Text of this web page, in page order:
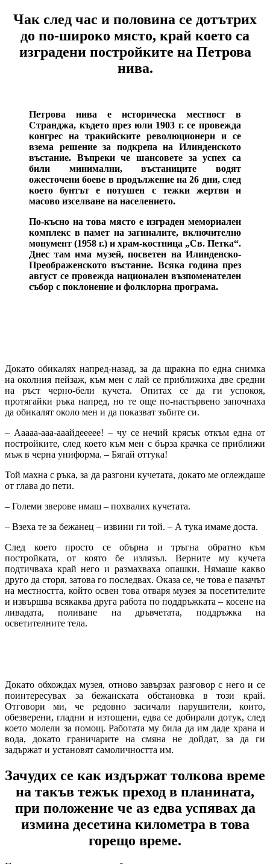
Чак след час и половина се дотътрих
до по-широко място, край което са
изградени постройките на Петрова
нива.
Петрова нива е историческа местност в
Странджа, където през юли 1903 г. се провежда
конгрес на тракийските революционери и се
взема решение за подкрепа на Илинденското
въстание. Въпреки че шансовете за успех са
били минимални, въстаниците водят
ожесточени боеве в продължение на 26 дни, след
което бунтът е потушен с тежки жертви и
масово изселване на населението.
По-късно на това място е изграден мемориален
комплекс в памет на загиналите, включително
монумент (1958 г.) и храм-костница „Св. Петка“.
Днес там има музей, посветен на Илинденско-
Преображенското въстание. Всяка година през
август се провежда национален възпоменателен
събор с поклонение и фолклорна програма.
Докато обикалях напред-назад, за да щракна по една снимка
на околния пейзаж, към мен с лай се приближиха две средни
на ръст черно-бели кучета. Опитах се да ги успокоя,
протягайки ръка напред, но те още по-настървено започнаха
да обикалят около мен и да показват зъбите си.
– Ааааа-ааа-ааайдеееее! – чу се нечий крясък откъм една от
постройките, след което към мен с бърза крачка се приближи
мъж в черна униформа. – Бягай оттука!
Той махна с ръка, за да разгони кучетата, докато ме оглеждаше
от глава до пети.
– Големи зверове имаш – похвалих кучетата.
– Взеха те за бежанец – извини ги той. – А тука имаме доста.
След което просто се обърна и тръгна обратно към
постройката, от която бе излязъл. Верните му кучета
подтичваха край него и размахваха опашки. Нямаше какво
друго да сторя, затова го последвах. Оказа се, че това е пазачът
на местността, който освен това отваря музея за посетителите
и извършва всякаква друга работа по поддръжката – косене на
ливадата, поливане на дръвчетата, поддръжка на
осветителните тела.
Докато обхождах музея, отново завързах разговор с него и се
поинтересувах за бежанската обстановка в този край.
Отговори ми, че редовно засичали нарушители, които,
обезверени, гладни и изтощени, едва се добирали дотук, след
което молели за помощ. Работата му била да им даде храна и
вода, докато граничарите на смяна не дойдат, за да ги
задържат и установят самоличността им.
Зачудих се как издържат толкова време
на такъв тежък преход в планината,
при положение че аз едва успявах да
измина десетина километра в това
горещо време.